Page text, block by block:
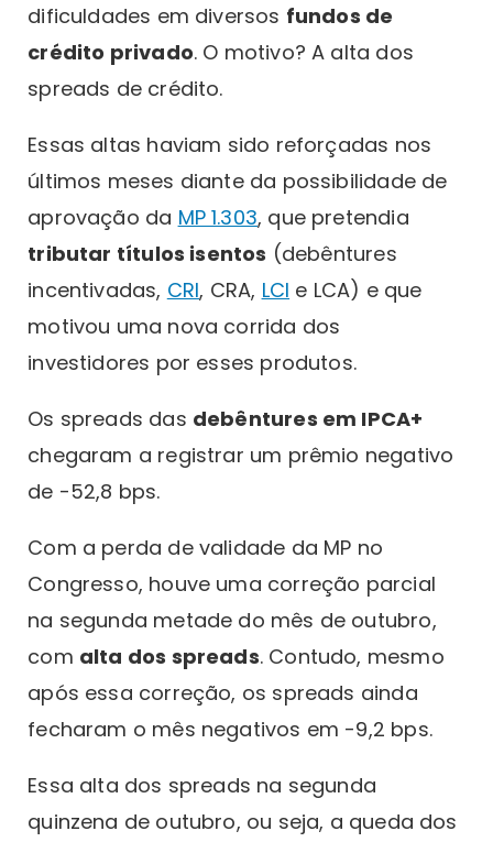
dificuldades em diversos fundos de
crédito privado. O motivo? A alta dos
spreads de crédito.
Essas altas haviam sido reforçadas nos
últimos meses diante da possibilidade de
aprovação da MP 1.303, que pretendia
tributar títulos isentos (debêntures
incentivadas, CRI, CRA, LCI e LCA) e que
motivou uma nova corrida dos
investidores por esses produtos.
Os spreads das debêntures em IPCA+
chegaram a registrar um prêmio negativo
de -52,8 bps.
Com a perda de validade da MP no
Congresso, houve uma correção parcial
na segunda metade do mês de outubro,
com alta dos spreads. Contudo, mesmo
após essa correção, os spreads ainda
fecharam o mês negativos em -9,2 bps.
Essa alta dos spreads na segunda
quinzena de outubro, ou seja, a queda dos